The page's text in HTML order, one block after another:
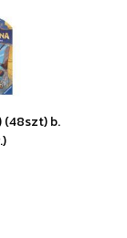
(48szt) b.